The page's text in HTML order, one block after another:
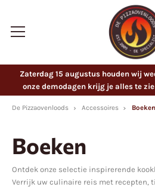
Zaterdag 15 augustus houden wij
onze demodagen krijg je alles te
De Pizzaovenloods Accessoires Boeken
Boeken
Ontdek onze selectie inspirerende
Verrijk uw culinaire reis met recepten,